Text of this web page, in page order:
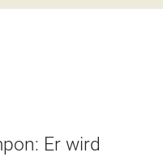
Er wird